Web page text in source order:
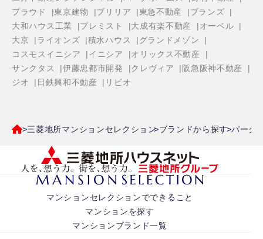
プラウド
東京建物 ブリリア 東急不動産
ブランズ
大和ハウス工業
プレミスト 大成有楽不動産
オーベル
大京
ライオンズ 積水ハウス
グランドメゾン
コスモスイニシア
イニシア
オリックス不動産
サンクタス
伊藤忠都市開発 クレヴィア
阪急阪神不動産
ジオ
日鉄興和不動産 リビオ
三菱地所マンションセレクション ブランドから探す パーク
マンションセレクションでできること
マンションを探す
マンションブランド一覧